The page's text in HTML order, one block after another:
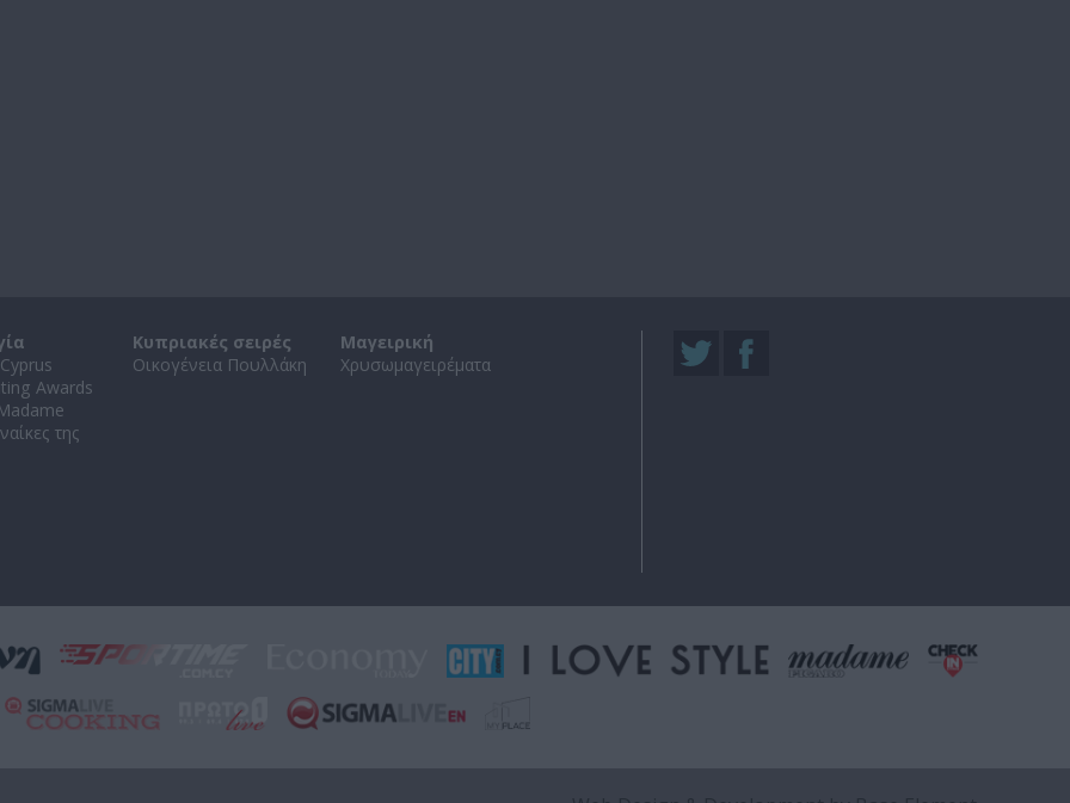
Awards
της
Κυπριακές σειρές
Οικογένεια Πουλλάκη
Μαγειρική
Χρυσωμαγειρέματα